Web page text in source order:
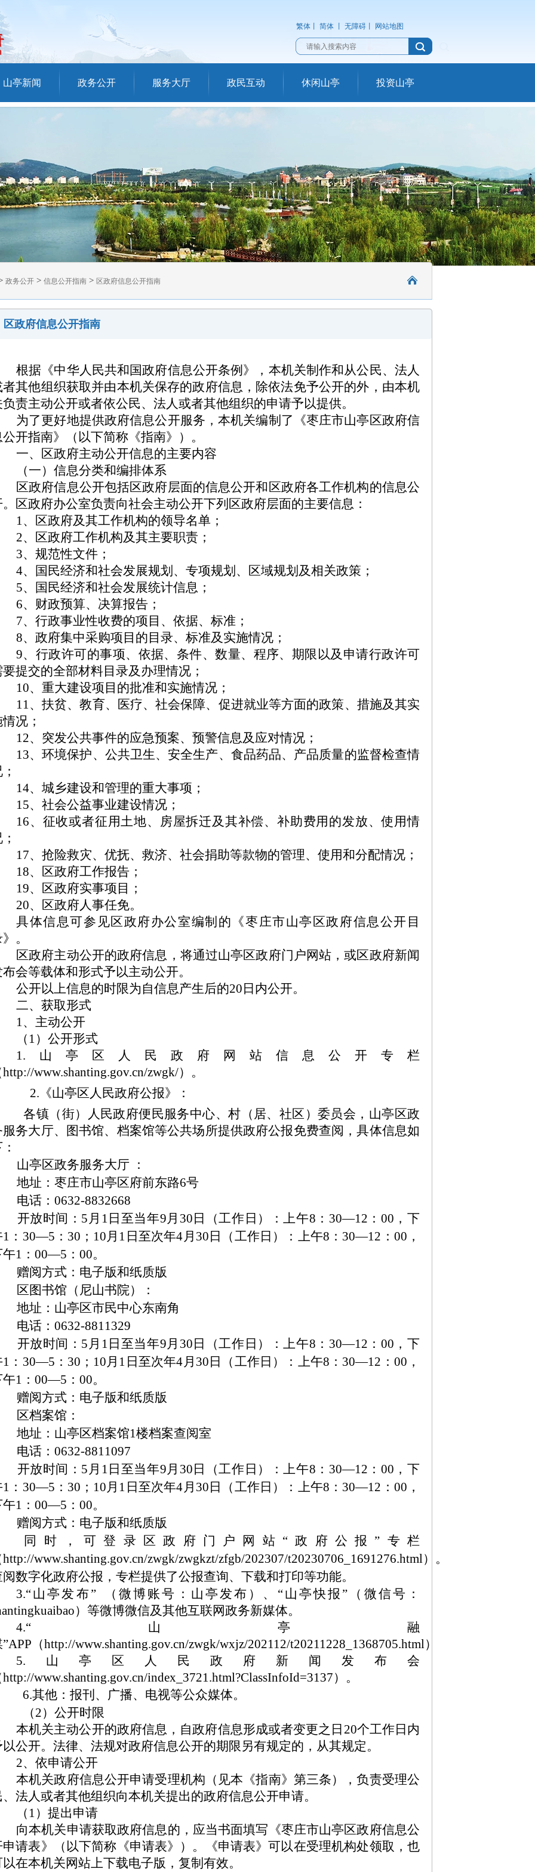
繁体 简体 无障碍 网站地图
山亭新闻 政务公开 服务大厅 政民互动 休闲山亭 投资山亭
政务公开 > 信息公开指南 > 区政府信息公开指南
区政府信息公开指南
根据《中华人民共和国政府信息公开条例》，本机关制作和从公民、法人
者其他组织获取并由本机关保存的政府信息，除依法免予公开的外，由本机
负责主动公开或者依公民、法人或者其他组织的申请予以提供。
为了更好地提供政府信息公开服务，本机关编制了《枣庄市山亭区政府信
公开指南》（以下简称《指南》）。
一、区政府主动公开信息的主要内容
（一）信息分类和编排体系
区政府信息公开包括区政府层面的信息公开和区政府各工作机构的信息公
。区政府办公室负责向社会主动公开下列区政府层面的主要信息：
1、区政府及其工作机构的领导名单；
2、区政府工作机构及其主要职责；
3、规范性文件；
4、国民经济和社会发展规划、专项规划、区域规划及相关政策；
5、国民经济和社会发展统计信息；
6、财政预算、决算报告；
7、行政事业性收费的项目、依据、标准；
8、政府集中采购项目的目录、标准及实施情况；
9、行政许可的事项、依据、条件、数量、程序、期限以及申请行政许可
要提交的全部材料目录及办理情况；
10、重大建设项目的批准和实施情况；
11、扶贫、教育、医疗、社会保障、促进就业等方面的政策、措施及其实
况；
12、突发公共事件的应急预案、预警信息及应对情况；
13、环境保护、公共卫生、安全生产、食品药品、产品质量的监督检查情
14、城乡建设和管理的重大事项；
15、社会公益事业建设情况；
16、征收或者征用土地、房屋拆迁及其补偿、补助费用的发放、使用情
17、抢险救灾、优抚、救济、社会捐助等款物的管理、使用和分配情况；
18、区政府工作报告；
19、区政府实事项目；
20、区政府人事任免。
具体信息可参见区政府办公室编制的《枣庄市山亭区政府信息公开目
。
区政府主动公开的政府信息，将通过山亭区政府门户网站，或区政府新闻
会等载体和形式予以主动公开。
公开以上信息的时限为自信息产生后的20日内公开。
二、获取形式
1、主动公开
（1）公开形式
1.山亭区人民政府网站信息公开专栏
http://www.shanting.gov.cn/zwgk/）。
《山亭区人民政府公报》：
镇（街）人民政府便民服务中心、村（居、社区）委员会，山亭区政
服务大厅、图书馆、档案馆等公共场所提供政府公报免费查阅，具体信息如
亭区政务服务大厅 ：
址：枣庄市山亭区府前东路6号
话：0632-8832668
放时间：5月1日至当年9月30日（工作日）：上午8：30—12：00，下
1：30—5：30；10月1日至次年4月30日（工作日）：上午8：30—12：00，
1：00—5：00。
阅方式：电子版和纸质版
图书馆（尼山书院）：
址：山亭区市民中心东南角
话：0632-8811329
放时间：5月1日至当年9月30日（工作日）：上午8：30—12：00，下
1：30—5：30；10月1日至次年4月30日（工作日）：上午8：30—12：00，
1：00—5：00。
阅方式：电子版和纸质版
档案馆：
址：山亭区档案馆1楼档案查阅室
话：0632-8811097
放时间：5月1日至当年9月30日（工作日）：上午8：30—12：00，下
1：30—5：30；10月1日至次年4月30日（工作日）：上午8：30—12：00，
1：00—5：00。
阅方式：电子版和纸质版
时，可登录区政府门户网站“政府公报”专栏
http://www.shanting.gov.cn/zwgk/zwgkzt/zfgb/202307/t20230706_1691276.html）。
阅数字化政府公报，专栏提供了公报查询、下载和打印等功能。
3.“山亭发布” （微博账号：山亭发布）、“山亭快报”（微信号：
）等微博微信及其他互联网政务新媒体。
4.“山亭融
（http://www.shanting.gov.cn/zwgk/wxjz/202112/t20211228_1368705.html）
5.山亭区人民政府新闻发布会
http://www.shanting.gov.cn/index_3721.html?ClassInfoId=3137）。
6.其他：报刊、广播、电视等公众媒体。
（2）公开时限
本机关主动公开的政府信息，自政府信息形成或者变更之日20个工作日内
以公开。法律、法规对政府信息公开的期限另有规定的，从其规定。
2、依申请公开
本机关政府信息公开申请受理机构（见本《指南》第三条），负责受理公
、法人或者其他组织向本机关提出的政府信息公开申请。
（1）提出申请
向本机关申请获取政府信息的，应当书面填写《枣庄市山亭区政府信息公
申请表》（以下简称《申请表》）。《申请表》可以在受理机构处领取，也
以在本机关网站上下载电子版，复制有效。